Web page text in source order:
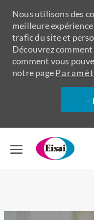
Nous utilisons des
meilleure
trafic du site et
Découvrez
comment vous
notre page